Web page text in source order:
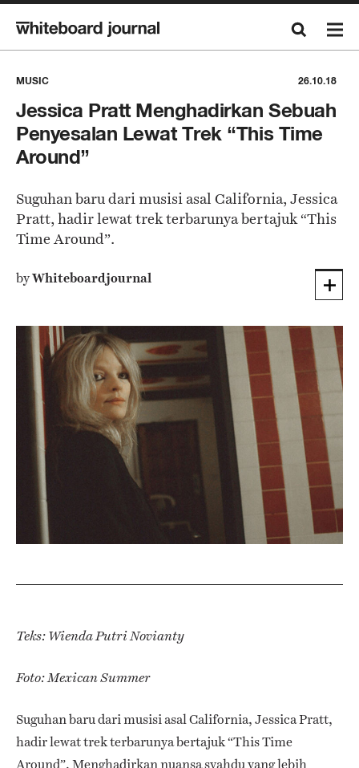
MUSIC 26.10.18
Jessica Pratt Menghadirkan Sebuah
Penyesalan Lewat Trek “This Time
Around”
Suguhan baru dari musisi asal California, Jessica
Pratt, hadir lewat trek terbarunya bertajuk “This
Time Around”.
byWhiteboardjournal
Teks: Wienda Putri Novianty
Foto: Mexican Summer
Suguhan baru dari musisi asal California, Jessica Pratt,
hadir lewat trek terbarunya bertajuk “This Time